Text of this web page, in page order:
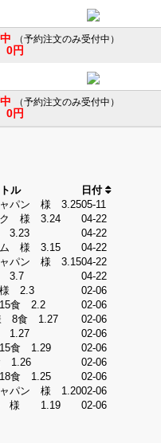
（予約注文のみ受付中）
0円
（予約注文のみ受付中）
0円
ル
日付
ャパン 様 3.2505-11
ク 様 3.24
04-22
3.23
04-22
ム 様 3.15
04-22
ャパン 様 3.1504-22
3.7
04-22
様 2.3
02-06
食 2.2
02-06
8食 1.27
02-06
1.27
02-06
食 1.29
02-06
1.26
02-06
食 1.25
02-06
ャパン 様 1.2002-06
科 様 1.19
02-06